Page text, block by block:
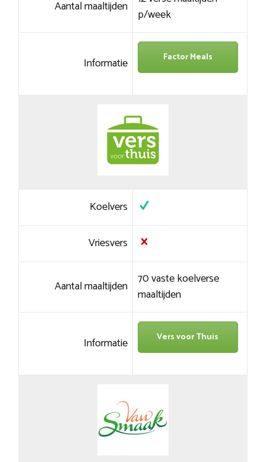
Aantal maaltijden p/week
Informatie Factor Meals
Koelvers
Vriesvers
Aantal maaltijden 70 vaste koelverse
maaltijden
Informatie Vers voor Thuis